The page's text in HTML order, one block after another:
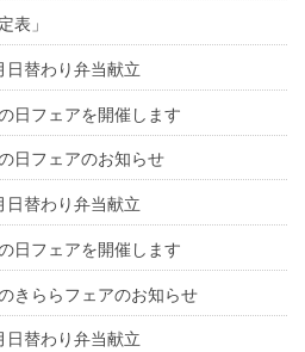
表」
日替わり弁当献立
日フェアを開催します
日フェアのお知らせ
日替わり弁当献立
日フェアを開催します
きららフェアのお知らせ
日替わり弁当献立